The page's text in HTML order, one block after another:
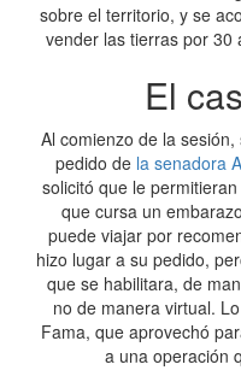
sobre el territorio, y se
vender las tierras por 30
El
Al comienzo de la
pedido de la senadora
solicitó que le
que cursa un
puede viajar por
hizo lugar a su pedido,
que se habilitara, de
no de manera virtual.
Fama, que aprovechó
a una operación